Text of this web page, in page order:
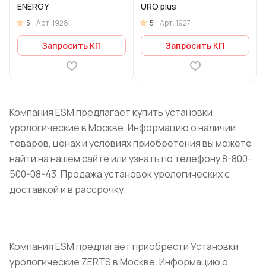
ENERGY
5 Арт.1928
Запросить КП
URO plus
5 Арт.1927
Запросить КП
Компания ESM предлагает купить установки
урологические в Москве. Информацию о наличии
товаров, ценах и условиях приобретения вы можете
найти на нашем сайте или узнать по телефону 8-800-
500-08-43. Продажа установок урологических с
доставкой и в рассрочку.
Компания ESM предлагает приобрести Установки
урологические ZERTS в Москве. Информацию о